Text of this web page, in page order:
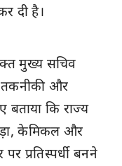
दी है।
मुख्य सचिव
तकनीकी और
बताया कि राज्य
केमिकल और
पर प्रतिस्पर्धी बनने